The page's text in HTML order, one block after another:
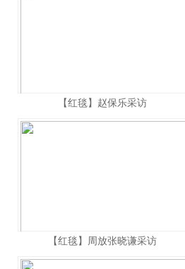
【红毯】赵保乐采访
【红毯】周放张晓谦采访